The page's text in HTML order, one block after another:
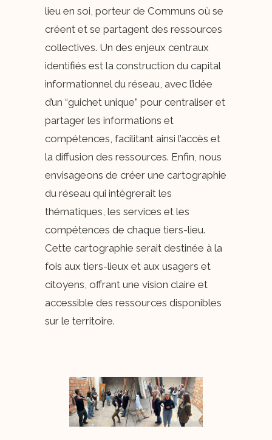
lieu en soi, porteur de Communs où se
créent et se partagent des ressources
collectives. Un des enjeux centraux
identifiés est la construction du capital
informationnel du réseau, avec l’idée
d’un “guichet unique” pour centraliser et
partager les informations et
compétences, facilitant ainsi l’accès et
la diffusion des ressources. Enfin, nous
envisageons de créer une cartographie
du réseau qui intègrerait les
thématiques, les services et les
compétences de chaque tiers-lieu.
Cette cartographie serait destinée à la
fois aux tiers-lieux et aux usagers et
citoyens, offrant une vision claire et
accessible des ressources disponibles
sur le territoire.